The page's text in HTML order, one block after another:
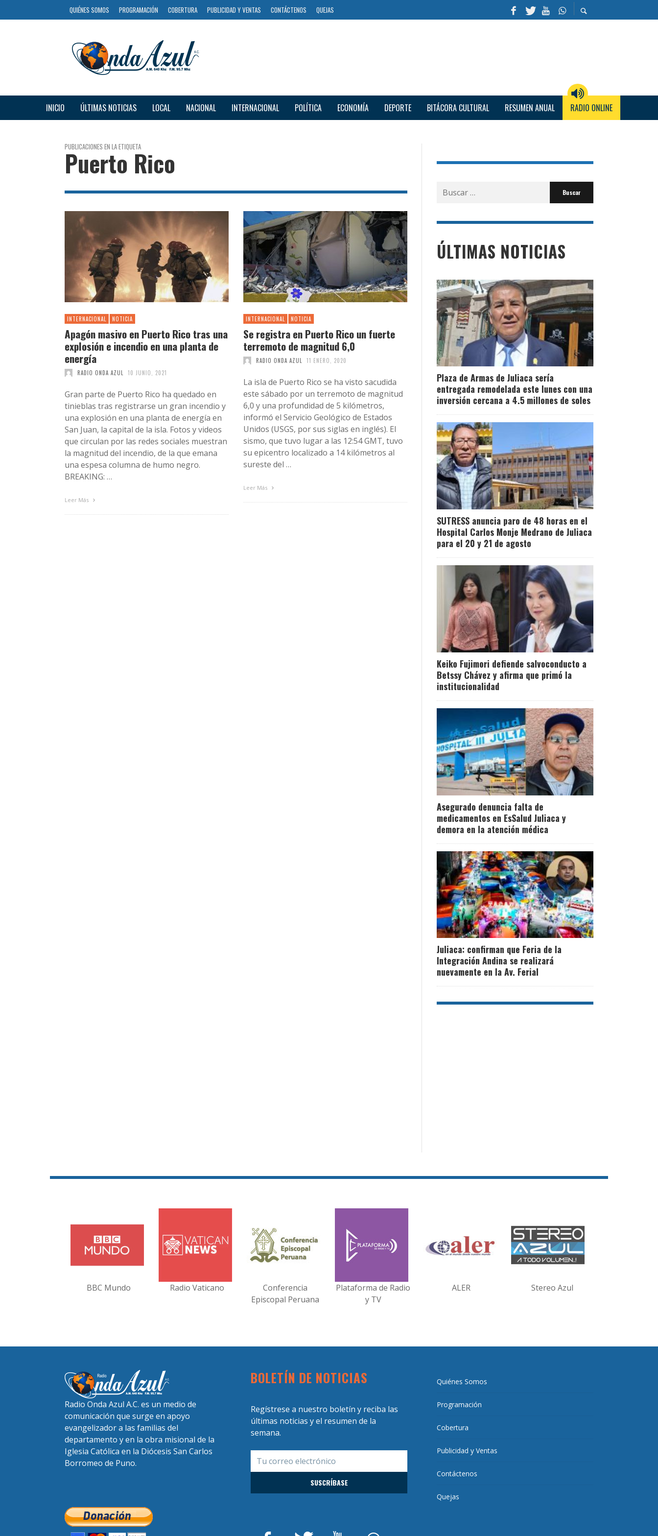
QUIÉNES SOMOS PROGRAMACIÓN COBERTURA PUBLICIDAD Y VENTAS CONTÁCTENOS QUEJAS
INICIO ÚLTIMAS NOTICIAS LOCAL NACIONAL INTERNACIONAL POLÍTICA ECONOMÍA DEPORTE BITÁCORA CULTURAL RESUMEN ANUAL RADIO ONLINE
PUBLICACIONES EN LA ETIQUETA
Puerto Rico
INTERNACIONAL NOTICIA
Apagón masivo en Puerto Rico tras una
explosión e incendio en una planta de
energía
RADIO ONDA AZUL 10 JUNIO, 2021
Gran parte de Puerto Rico ha quedado en
tinieblas tras registrarse un gran incendio y
una explosión en una planta de energía en
San Juan, la capital de la isla. Fotos y videos
que circulan por las redes sociales muestran
la magnitud del incendio, de la que emana
una espesa columna de humo negro.
BREAKING: …
Leer Más
INTERNACIONAL NOTICIA
Se registra en Puerto Rico un fuerte
terremoto de magnitud 6,0
RADIO ONDA AZUL 11 ENERO, 2020
La isla de Puerto Rico se ha visto sacudida
este sábado por un terremoto de magnitud
6,0 y una profundidad de 5 kilómetros,
informó el Servicio Geológico de Estados
Unidos (USGS, por sus siglas en inglés). El
sismo, que tuvo lugar a las 12:54 GMT, tuvo
su epicentro localizado a 14 kilómetros al
sureste del …
Leer Más
Buscar
por:
ÚLTIMAS NOTICIAS
Plaza de Armas de Juliaca sería
entregada remodelada este lunes con una
inversión cercana a 4.5 millones de soles
SUTRESS anuncia paro de 48 horas en el
Hospital Carlos Monje Medrano de Juliaca
para el 20 y 21 de agosto
Keiko Fujimori defiende salvoconducto a
Betssy Chávez y afirma que primó la
institucionalidad
Asegurado denuncia falta de
medicamentos en EsSalud Juliaca y
demora en la atención médica
Juliaca: confirman que Feria de la
Integración Andina se realizará
nuevamente en la Av. Ferial
BBC Mundo Radio Vaticano
Conferencia
Episcopal Peruana
Plataforma de Radio
y TV
ALER Stereo Azul
Radio Onda Azul A.C. es un medio de
comunicación que surge en apoyo
evangelizador a las familias del
departamento y en la obra misional de la
Iglesia Católica en la Diócesis San Carlos
Borromeo de Puno.
BOLETÍN DE NOTICIAS
Regístrese a nuestro boletín y reciba las
últimas noticias y el resumen de la
semana.
Quiénes Somos
Programación
Cobertura
Publicidad y Ventas
Contáctenos
Quejas